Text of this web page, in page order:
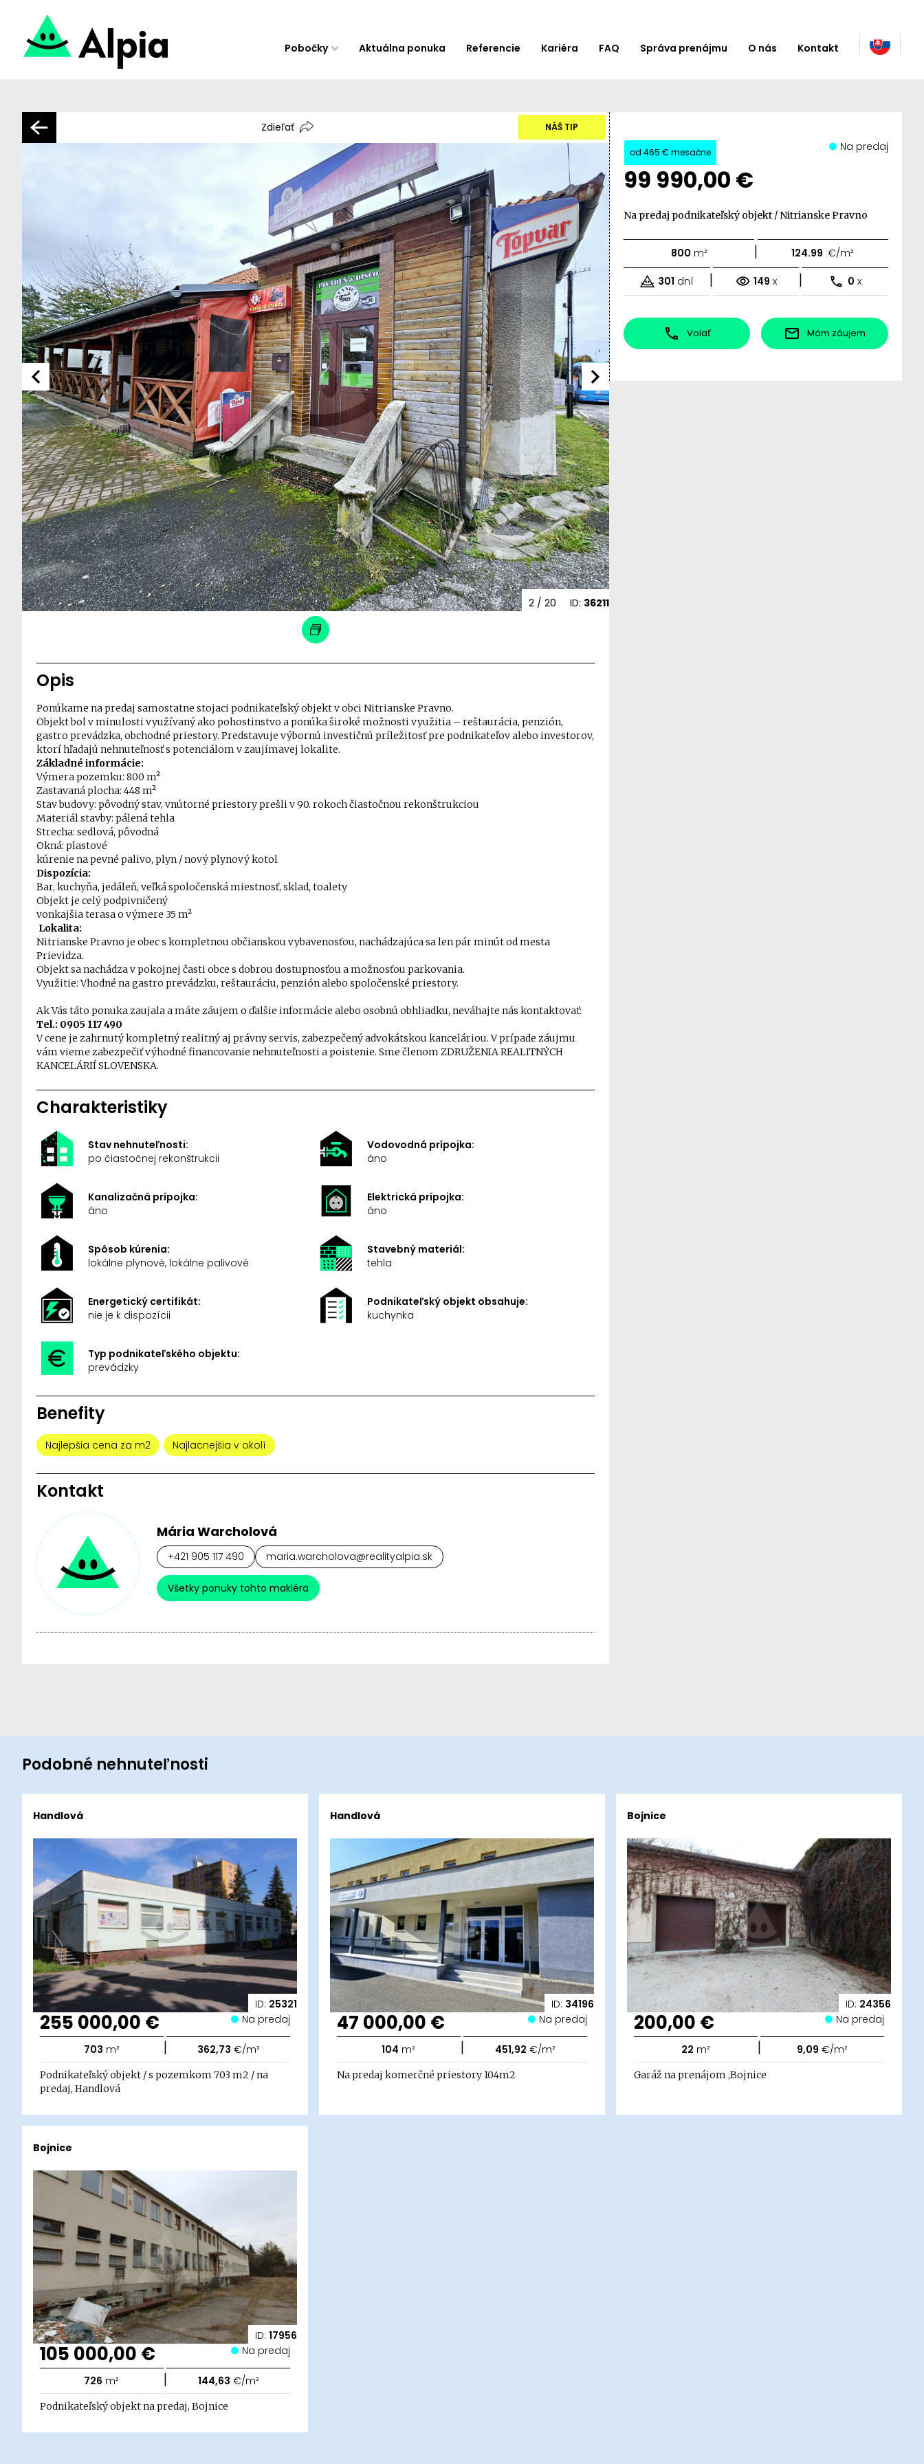
Pobočky Aktuálna ponuka Referencie Kariéra FAQ Správa prenájmu O nás Kontakt
Zdieľať NÁŠ TIP
ID: 36211
2/ 20
od 465 € mesačne
99 990,00 €
Na predaj
Na predaj podnikateľský objekt / Nitrianske Pravno
800 m² | 124.99 €/m²
301 dní | 149 x | 0 x
Volať Mám záujem
Opis
Ponúkame na predaj samostatne stojaci podnikateľský objekt v obci Nitrianske Pravno.
Objekt bol v minulosti využívaný ako pohostinstvo a ponúka široké možnosti využitia – reštaurácia, penzión,
gastro prevádzka, obchodné priestory. Predstavuje výbornú investičnú príležitosť pre podnikateľov alebo investorov,
ktorí hľadajú nehnuteľnosť s potenciálom v zaujímavej lokalite.
Základné informácie:
Výmera pozemku: 800 m²
Zastavaná plocha: 448 m²
Stav budovy: pôvodný stav, vnútorné priestory prešli v 90. rokoch čiastočnou rekonštrukciou
Materiál stavby: pálená tehla
Strecha: sedlová, pôvodná
Okná: plastové
kúrenie na pevné palivo, plyn / nový plynový kotol
Dispozícia:
Bar, kuchyňa, jedáleň, veľká spoločenská miestnosť, sklad, toalety
Objekt je celý podpivničený
vonkajšia terasa o výmere 35 m²
Lokalita:
Nitrianske Pravno je obec s kompletnou občianskou vybavenosťou, nachádzajúca sa len pár minút od mesta
Prievidza.
Objekt sa nachádza v pokojnej časti obce s dobrou dostupnosťou a možnosťou parkovania.
Využitie: Vhodné na gastro prevádzku, reštauráciu, penzión alebo spoločenské priestory.
Ak Vás táto ponuka zaujala a máte záujem o ďalšie informácie alebo osobnú obhliadku, neváhajte nás kontaktovať:
Tel.: 0905 117 490
V cene je zahrnutý kompletný realitný aj právny servis, zabezpečený advokátskou kanceláriou. V prípade záujmu
vám vieme zabezpečiť výhodné financovanie nehnuteľnosti a poistenie. Sme členom ZDRUŽENIA REALITNÝCH
KANCELÁRIÍ SLOVENSKA.
Charakteristiky
Stav nehnuteľnosti:
po čiastočnej rekonštrukcii
Vodovodná prípojka:
áno
Kanalizačná prípojka:
áno
Elektrická prípojka:
áno
Spôsob kúrenia:
lokálne plynové, lokálne palivové
Stavebný materiál:
tehla
Energetický certifikát:
nie je k dispozícii
Podnikateľský objekt obsahuje:
kuchynka
Typ podnikateľského objektu:
prevádzky
Benefity
Najlepšia cena za m2 Najlacnejšia v okolí
Kontakt
Mária Warcholová
+421 905 117 490 maria.warcholova@realityalpia.sk
Všetky ponuky tohto makléra
Podobné nehnuteľnosti
ID: 25321
Handlová
255 000,00 € Na predaj
703 m² | 362,73 €/m²
Podnikateľský objekt / s pozemkom 703 m2 / na
predaj, Handlová
ID: 34196
Handlová
47 000,00 € Na predaj
104 m² | 451,92 €/m²
Na predaj komerčné priestory 104m2
ID: 24356
Bojnice
200,00 € Na predaj
22 m² | 9,09 €/m²
Garáž na prenájom ,Bojnice
ID: 17956
Bojnice
105 000,00 € Na predaj
726 m² | 144,63 €/m²
Podnikateľský objekt na predaj, Bojnice